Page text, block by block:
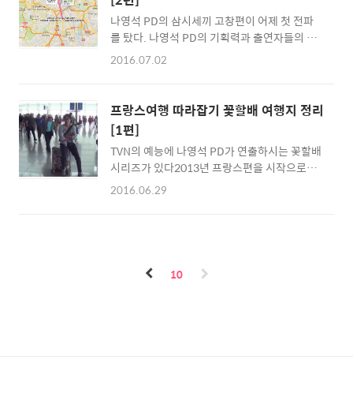
금 받는 방법 밖에 없습니다. 현지에 있는 한국
계 은행 지..
가나, 추석연휴 계획을 해외여행 쪽으로 가닥을
잡으시고 준비하신 분들이 제법 있을거라 판단
합니다.해외여행을 자주나가신 분들, 이번에 처
음나가시는 분들 모두 해외여행 준비하기 절차
니다.[참조]kb손해보험 . 해외여행 체크하기
01))여권준비여권은 단수여권과 복수여권으로
구분됩니다. 단수여권은 1년 유효기간에 1회..
나영석 PD의 삼시세끼 고창편이 어제 첫 전파
를 탔다. 나영석 PD의 기획력과 출연자들의 자
연스러움을 이끌어 내는 연출력은 탁월해 보인
비와 스스로의 노력없이는 이루어지지 않는 치
밀한 기획력의 산물이라 생각한다. 그 나영석
PD가 TVN으로 이적 한후 처음 만들었던 "나영
석표 황혼의 배낭여행 콘셉트" 2편을 시작해 보
자 1편을 못봤다면 클릭 >> 프랑스여행 따라잡
기 꽃할배 여행지 정리 [1편] [할배들의 2일차
식당 저녁..
2016.07.02
프랑스여행 따라잡기 꽃할배 여행지 정리
[1편]
TVN의 예능에 나영석 PD가 연출하시는 꽃할배
시리즈가 있다2013년 프랑스편을 시작으로
2015년 그리스 편까지 방송되었고중간 중간 꽃
에피소드는 우리에게 즐거움을 주고그들이 방
문하는 여행지는 우리에게 일상의 탈출구 같은
2016.06.29
10